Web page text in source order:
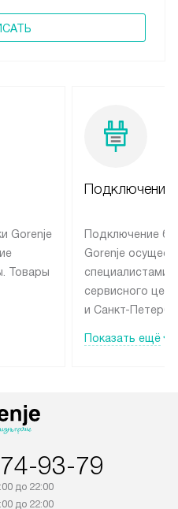
Gorenje
Товары
Подключение
Подключение
Gorenje
специалистами
сервисного
и Санкт-
подключается
подключения к
Показать ещё
93-79
до 22:00
до 22:00